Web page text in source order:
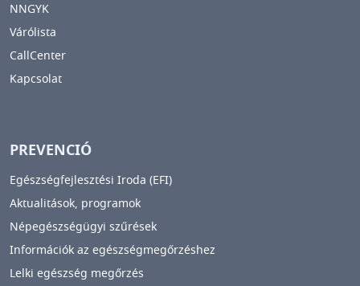
NNGYK
Várólista
CallCenter
Kapcsolat
PREVENCIÓ
Egészségfejlesztési Iroda (EFI)
Aktualitások, programok
Népegészségügyi szűrések
Információk az egészségmegőrzéshez
Lelki egészség megőrzés